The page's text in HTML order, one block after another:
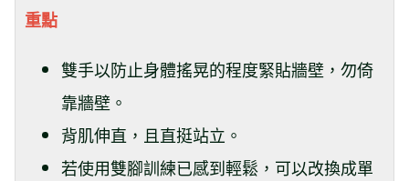
重點
雙手以防止身體搖晃的程度緊貼牆壁，勿倚
靠牆壁。
背肌伸直，且直挺站立。
若使用雙腳訓練已感到輕鬆，可以改換成單